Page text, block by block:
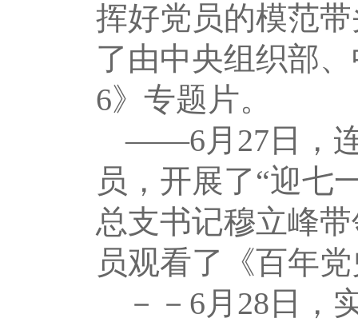
挥好党员的模范
了由中央组织部
6》专题片。
――6月27日，
员，开展了“迎七
总支书记穆立峰
员观看了《百年
－－6月28日，